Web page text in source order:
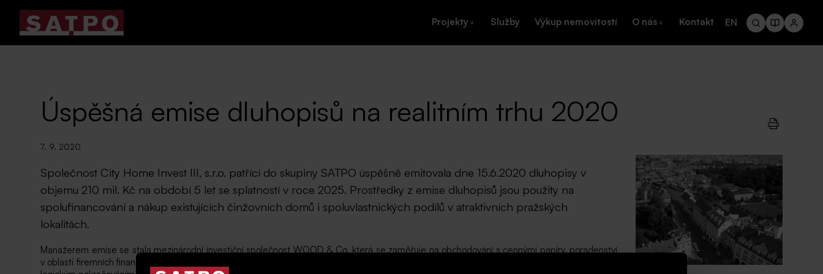
Projekty Služby Výkup nemovitostí O nás Kontakt EN
Úspěšná emise dluhopisů na realitním trhu 2020
7. 9. 2020
Společnost City Home Invest III, s.r.o. patřící do skupiny SATPO úspěšně emitovala dne 15.6.2020 dluhopisy v
objemu 210 mil. Kč na období 5 let se splatností v roce 2025. Prostředky z emise dluhopisů jsou použity na
spolufinancování a nákup existujících činžovních domů i spoluvlastnických podílů v atraktivních pražských
lokalitách.
Manažerem emise se stala mezinárodní investiční společnost WOOD & Co, která se zaměřuje na obchodování s cennými papíry, poradenství
v oblasti firemních financí i správu aktiv s centrálou v Praze a pobočkami v Bratislavě, Varšavě, Londýně, Bukurešti a Miláně.